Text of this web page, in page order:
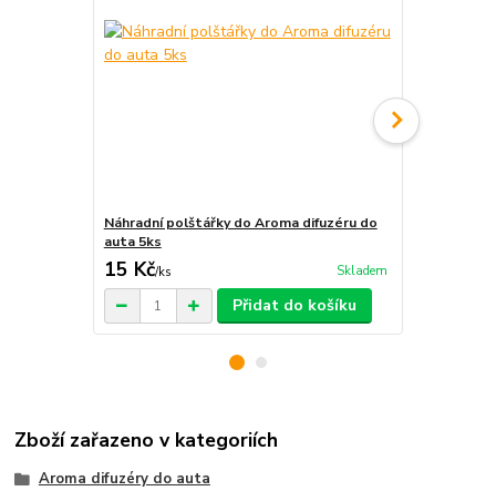
Náhradní polštářky do Aroma difuzéru do
auta 5ks
15 Kč/ks Skladem
Přidat do košíku
Zboží zařazeno v kategoriích
Aroma difuzéry do auta